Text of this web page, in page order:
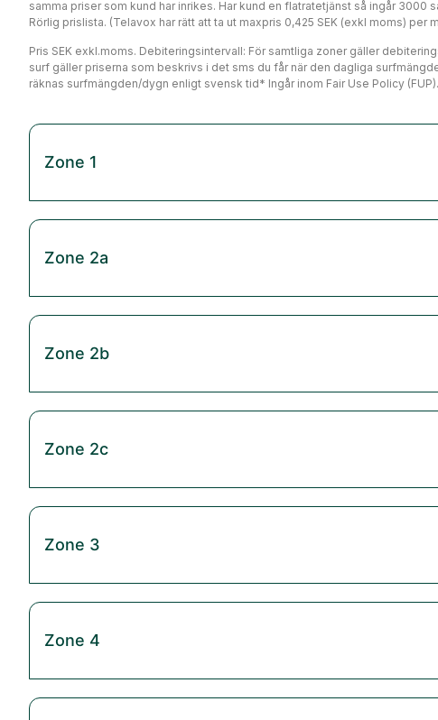
samma priser som kund har inrikes. Har kund en flatratetjänst så ingår
Rörlig prislista. (Telavox har rätt att ta ut maxpris 0,425 SEK (exkl moms)
Pris SEK exkl.moms. Debiteringsintervall: För samtliga zoner gäller
surf gäller priserna som beskrivs i det sms du får när den dagliga
räknas surfmängden/dygn enligt svensk tid* Ingår inom Fair Use Policy (FUP).
Zone 1
Zone 2a
Zone 2b
Zone 2c
Zone 3
Zone 4